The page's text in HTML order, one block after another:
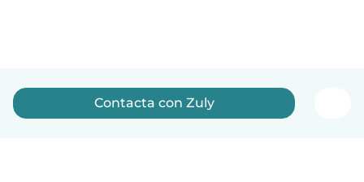
Contacta con Zuly